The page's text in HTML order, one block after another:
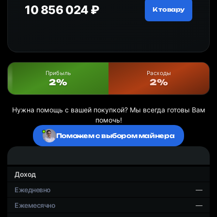
10 856 024 ₽ К товару
Прибыль
2%
Расходы
2%
Нужна помощь с вашей покупкой? Мы всегда готовы Вам
помочь!
Поможем с выбором майнера
Доход
—
—